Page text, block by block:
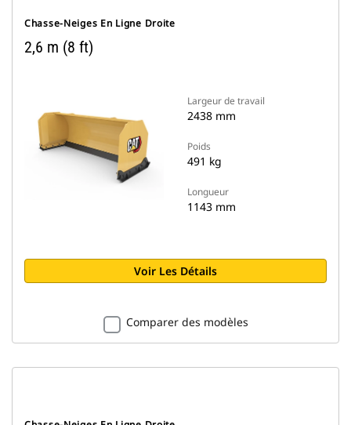
Chasse-Neiges En Ligne Droite
2,6 m (8 ft)
Largeur de travail
2438 mm
Poids
491 kg
Longueur
1143 mm
Voir Les Détails
Comparer des modèles